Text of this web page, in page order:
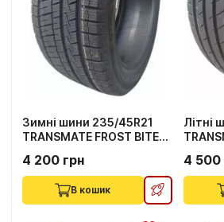
Зимні шини 235/45R21
TRANSMATE FROST BITE
4 200 грн
В кошик
Літні
4 500